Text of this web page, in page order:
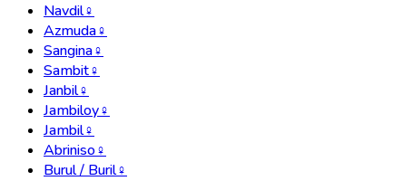
Navdil♀
Azmuda♀
Sangina♀
Sambit♀
Janbil♀
Jambiloy♀
Jambil♀
Abriniso♀
Burul / Buril♀